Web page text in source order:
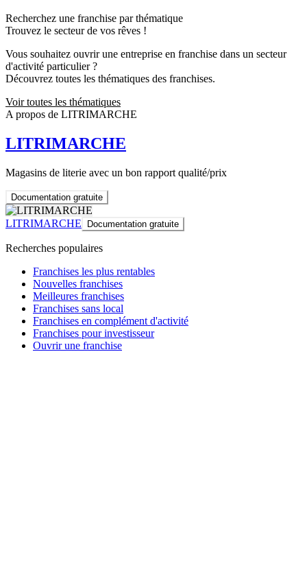
Recherchez une franchise par thématique
Trouvez le secteur de vos rêves !
Vous souhaitez ouvrir une entreprise en franchise dans un secteur
d'activité particulier ?
Découvrez toutes les thématiques des franchises.
Voir toutes les thématiques
A propos de LITRIMARCHE
LITRIMARCHE
Magasins de literie avec un bon rapport qualité/prix
Documentation gratuite
LITRIMARCHE Documentation gratuite
Recherches populaires
Franchises les plus rentables
Nouvelles franchises
Meilleures franchises
Franchises sans local
Franchises en complément d'activité
Franchises pour investisseur
Ouvrir une franchise